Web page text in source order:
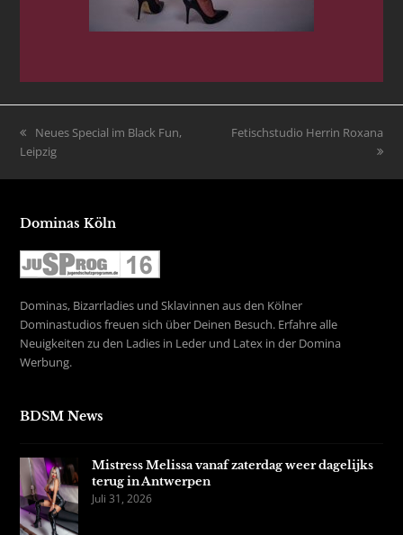
vorheriger
Beitrag:
Neues Special im Black Fun,
Leipzig
Nächster
Fetischstudio Herrin Roxana
Dominas Köln
Dominas, Bizarrladies und Sklavinnen aus den Kölner
Dominastudios freuen sich über Deinen Besuch. Erfahre alle
Neuigkeiten zu den Ladies in Leder und Latex in der Domina
Werbung.
BDSM News
Mistress Melissa vanaf zaterdag weer dagelijks
terug in Antwerpen
Juli 31, 2026